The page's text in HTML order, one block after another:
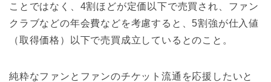
ことではなく、4割ほどが定価以下で売買され、ファン
クラブなどの年会費などを考慮すると、5割強が仕入値
（取得価格）以下で売買成立しているとのこと。
純粋なファンとファンのチケット流通を応援したいと